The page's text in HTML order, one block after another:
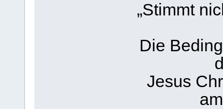
„Stimmt
Die
Jesus